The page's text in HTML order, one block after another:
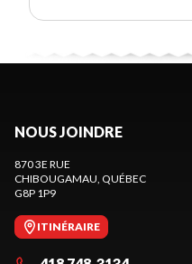
NOUS JOINDRE
870 3E RUE
CHIBOUGAMAU , QUÉBEC
G8P 1P9
ITINÉRAIRE